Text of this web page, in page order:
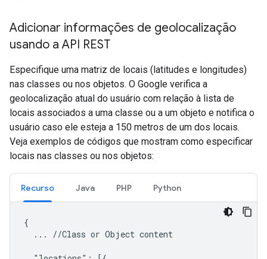
Adicionar informações de geolocalização
usando a API REST
Especifique uma matriz de locais (latitudes e longitudes)
nas classes ou nos objetos. O Google verifica a
geolocalização atual do usuário com relação à lista de
locais associados a uma classe ou a um objeto e notifica o
usuário caso ele esteja a 150 metros de um dos locais.
Veja exemplos de códigos que mostram como especificar
locais nas classes ou nos objetos:
Recurso Java PHP Python
{
  ... //Class or Object content